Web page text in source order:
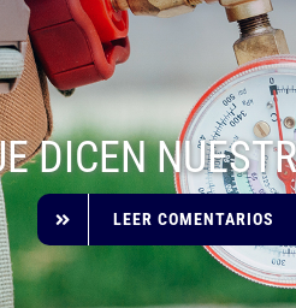
DICEN
LEER COMENTARIOS